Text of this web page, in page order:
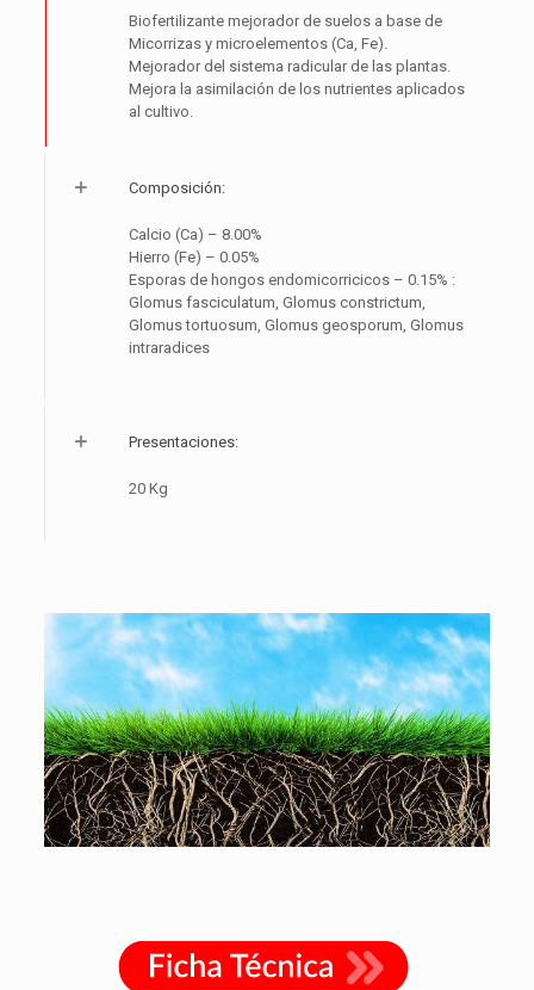
Biofertilizante mejorador de suelos a base de
Micorrizas y microelementos (Ca, Fe).
Mejorador del sistema radicular de las plantas.
Mejora la asimilación de los nutrientes aplicados
al cultivo.
Composición:
Calcio (Ca) – 8.00%
Hierro (Fe) – 0.05%
Esporas de hongos endomicorricicos – 0.15% :
Glomus fasciculatum, Glomus constrictum,
Glomus tortuosum, Glomus geosporum, Glomus
intraradices
Presentaciones:
20 Kg